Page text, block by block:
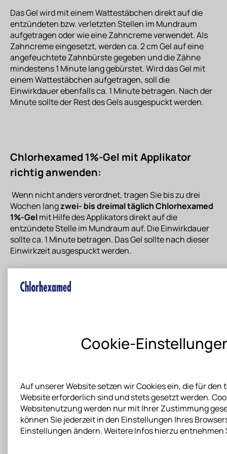
Auf unserer Website setzen wir Cookies ein, die für
Website erforderlich sind und stets gesetzt werden.
Websitenutzung werden nur mit Ihrer Zustimmung
können Sie jederzeit in den Einstellungen Ihres
Einstellungen ändern. Weitere Infos hierzu entnehmen
Das Gel wird mit einem Wattestäbchen direkt auf die
entzündeten bzw. verletzten Stellen im Mundraum
aufgetragen oder wie eine Zahncreme verwendet. Als
Zahncreme eingesetzt, werden ca. 2 cm Gel auf eine
angefeuchtete Zahnbürste gegeben und die Zähne
mindestens 1 Minute lang gebürstet. Wird das Gel mit
einem Wattestäbchen aufgetragen, soll die
Einwirkdauer ebenfalls ca. 1 Minute betragen. Nach der
Minute sollte der Rest des Gels ausgespuckt werden.
Chlorhexamed 1%-Gel mit Applikator
richtig anwenden:
Wenn nicht anders verordnet, tragen Sie bis zu drei
Wochen langzwei- bis dreimal täglich Chlorhexamed
1%-Gelmit Hilfe des Applikators direkt auf die
entzündete Stelle im Mundraum auf. Die Einwirkdauer
sollte ca. 1 Minute betragen. Das Gel sollte nach dieser
Einwirkzeit ausgespuckt werden.
Bei der Anwendung der Chlorhexamed-Produkte
färbenden Lebensmitteln und Getränken, wie z.B. Tee,
Kaffe oder Rotwein verhindert werden. In hartnäckigen
Fällen hilft intensives Putzen oder eine professionelle
Reinigung durch den Zahnarzt.